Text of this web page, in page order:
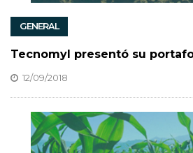
GENERAL
Tecnomyl presentó su
12/09/2018